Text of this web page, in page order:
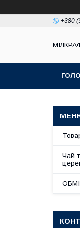
+380
Чай